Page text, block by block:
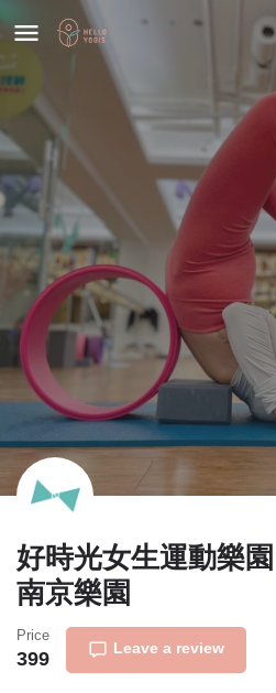
好時光女生運動樂
南京樂園
Price
399 Leave a review